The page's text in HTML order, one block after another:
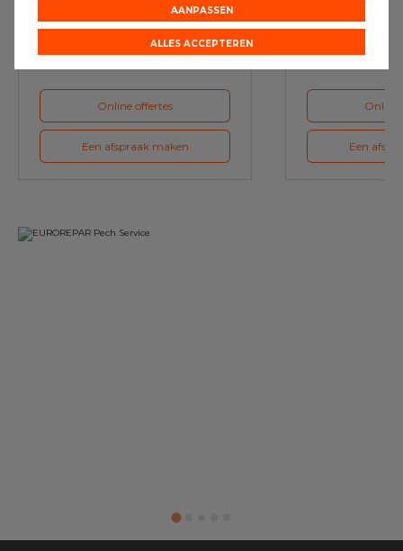
Maak bij ons een afspraak voor
het volgende onderhoud van uw
Online offertes
Een afspraak maken
ons een
Online
Een
AANPASSEN
ALLES ACCEPTEREN